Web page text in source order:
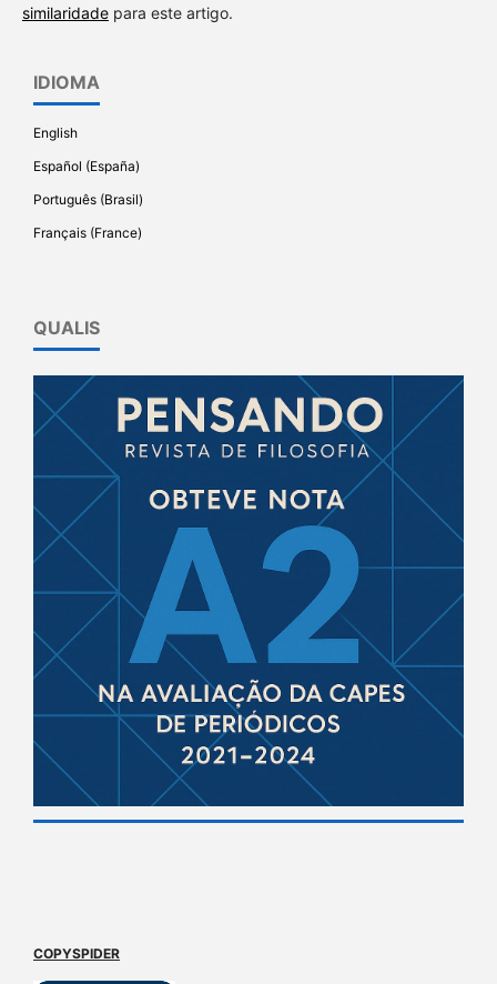
similaridadepara este artigo.
IDIOMA
English
Español (España)
Português (Brasil)
Français (France)
QUALIS
COPYSPIDER